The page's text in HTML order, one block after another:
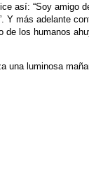
así: “Soy amigo
Y más adelante
los humanos
una luminosa